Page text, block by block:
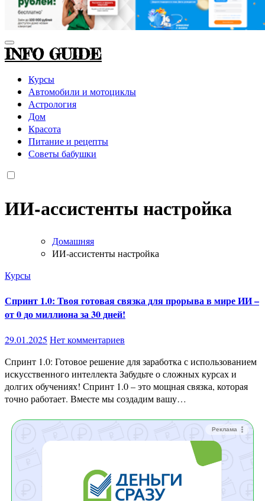
INFO GUIDE
Курсы
Автомобили и мотоциклы
Астрология
Дом
Красота
Питание и рецепты
Советы бабушки
ИИ-ассистенты настройка
Домашняя
ИИ-ассистенты настройка
Курсы
Спринт 1.0: Твоя готовая связка для прорыва в мире ИИ –
от 0 до миллиона за 30 дней!
29.01.2025 Нет комментариев
Спринт 1.0: Готовое решение для заработка с использованием
искусственного интеллекта Забудьте о сложных курсах и
долгих обучениях! Спринт 1.0 – это мощная связка, которая
точно работает. Вместе мы создадим вашу…
Реклама